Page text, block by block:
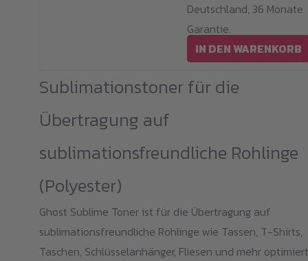
Deutschland, 36 Monate
Garantie.
IN DEN WARENKORB
Sublimationstoner für die
Übertragung auf
sublimationsfreundliche Rohlinge
(Polyester)
Ghost Sublime Toner ist für die Übertragung auf
sublimationsfreundliche Rohlinge wie Tassen, T-Shirts,
Taschen, Schlüsselanhänger, Fliesen und mehr